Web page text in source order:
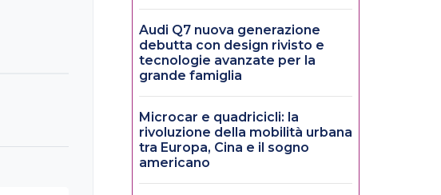
Audi Q7 nuova generazione
debutta con design rivisto e
tecnologie avanzate per la
grande famiglia
Microcar e quadricicli: la
rivoluzione della mobilità urbana
tra Europa, Cina e il sogno
americano